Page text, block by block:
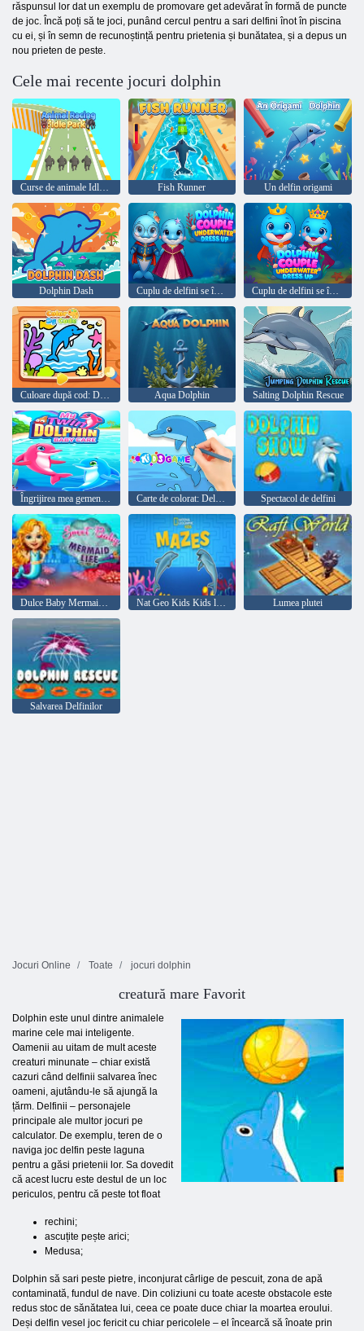
răspunsul lor dat un exemplu de promovare get adevărat în formă de puncte
de joc. Încă poți să te joci, punând cercul pentru a sari delfini înot în piscina
cu ei, și în semn de recunoștință pentru prietenia și bunătatea, și a depus un
nou prieten de peste.
Cele mai recente jocuri dolphin
Curse de animale Idle Park Fish Runner Un delfin origami
Dolphin Dash Cuplu de delfini se îmbracă subacvatic Cuplu de delfini se îmbracă subacvatic
Culoare după cod: Dolphin Aqua Dolphin Salting Dolphin Rescue
Îngrijirea mea gemene de delfin pentru bebeluși Carte de colorat: Delfin drăguț Spectacol de delfini
Dulce Baby Mermaid Life Nat Geo Kids Kids labirinturi Lumea plutei
Salvarea Delfinilor
Jocuri Online Toate jocuri dolphin
creatură mare Favorit
Dolphin este unul dintre animalele
marine cele mai inteligente.
Oamenii au uitam de mult aceste
creaturi minunate – chiar există
cazuri când delfinii salvarea înec
oameni, ajutându-le să ajungă la
țărm. Delfinii – personajele
principale ale multor jocuri pe
calculator. De exemplu, teren de o
naviga joc delfin peste laguna
pentru a găsi prietenii lor. Sa dovedit
că acest lucru este destul de un loc
periculos, pentru că peste tot float
rechini;
ascuțite pește arici;
Medusa;
Dolphin să sari peste pietre, inconjurat cârlige de pescuit, zona de apă
contaminată, fundul de nave. Din coliziuni cu toate aceste obstacole este
redus stoc de sănătatea lui, ceea ce poate duce chiar la moartea eroului.
Deși delfin vesel joc fericit cu chiar pericolele – el încearcă să înoate prin